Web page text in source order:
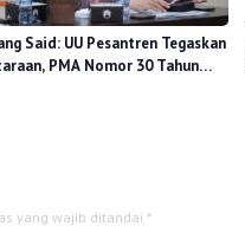
Said: UU Pesantren Tegaskan
PMA Nomor 30 Tahun
yang wajib ditandai *